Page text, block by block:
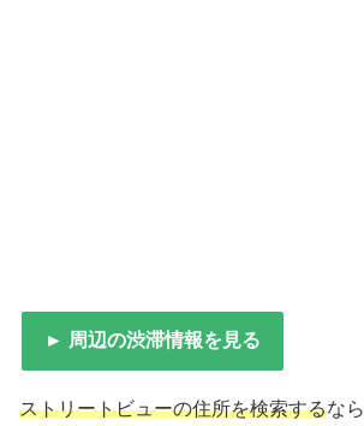
► 周辺の渋滞情報を見る
ストリートビューの住所を検索するなら